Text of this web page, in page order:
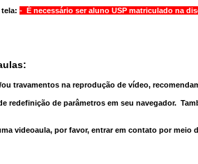
tela: - É necessário ser aluno USP matriculado na
travamentos na reprodução de vídeo,
redefinição de parâmetros em seu navegador.
videoaula, por favor, entrar em contato por meio